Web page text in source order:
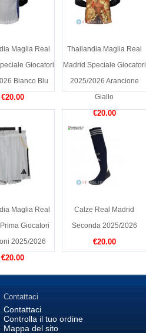
Maglia Real
Giocatori
Bianco Blu
€20.00
Thailandia Maglia Real
Madrid Speciale Giocatori
2025/2026 Arancione
Giallo
€20.00
Maglia Real
Giocatori
2025/2026
€20.00
Calze Real Madrid
Seconda 2025/2026
€20.00
Contattaci
Contattaci
Controlla il tuo ordine
Mappa del sito